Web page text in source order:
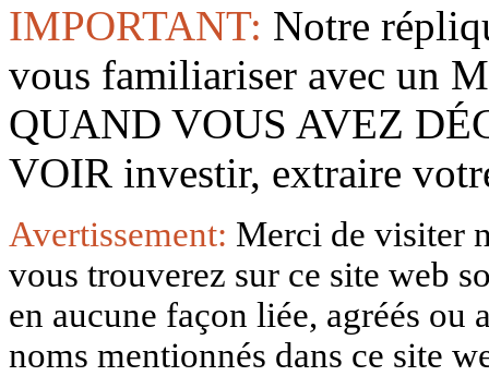
IMPORTANT: Notre
vous familiariser avec un
QUAND VOUS AVEZ
VOIR investir, extraire
Avertissement: Merci de visiter
vous trouverez sur ce site web
en aucune façon liée, agréés
noms mentionnés dans ce site